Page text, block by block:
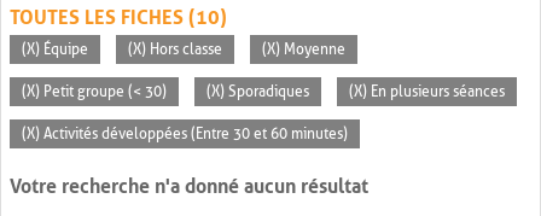
TOUTES LES FICHES (10)
(X) Équipe (X) Hors classe (X) Moyenne
(X) Petit groupe (< 30) (X) Sporadiques (X) En plusieurs séances
(X) Activités développées (Entre 30 et 60 minutes)
Votre recherche n'a donné aucun résultat